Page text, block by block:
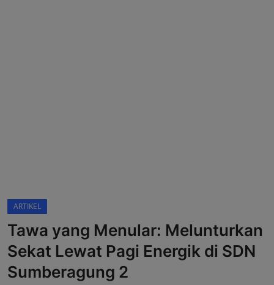
ARTIKEL
Tawa yang Menular: Melunturkan
Sekat Lewat Pagi Energik di SDN
Sumberagung 2